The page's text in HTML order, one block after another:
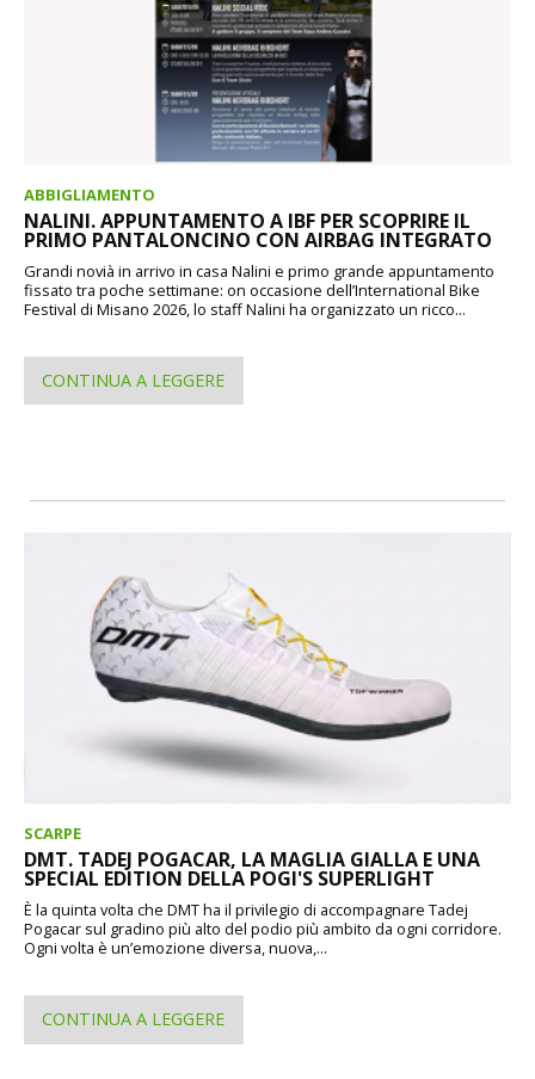
ABBIGLIAMENTO
NALINI. APPUNTAMENTO A IBF PER SCOPRIRE IL
PRIMO PANTALONCINO CON AIRBAG INTEGRATO
Grandi novià in arrivo in casa Nalini e primo grande appuntamento
fissato tra poche settimane: on occasione dell’International Bike
Festival di Misano 2026, lo staff Nalini ha organizzato un ricco...
CONTINUA A LEGGERE
SCARPE
DMT. TADEJ POGACAR, LA MAGLIA GIALLA E UNA
SPECIAL EDITION DELLA POGI'S SUPERLIGHT
È la quinta volta che DMT ha il privilegio di accompagnare Tadej
Pogacar sul gradino più alto del podio più ambito da ogni corridore.
Ogni volta è un’emozione diversa, nuova,...
CONTINUA A LEGGERE